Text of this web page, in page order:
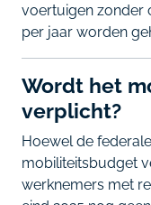
voertuigen zonder
per jaar worden
Wordt het
verplicht?
Hoewel de
mobiliteitsbudget
werknemers met